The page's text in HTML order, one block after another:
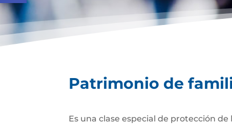
Patrimonio de
Es una clase especial de protección